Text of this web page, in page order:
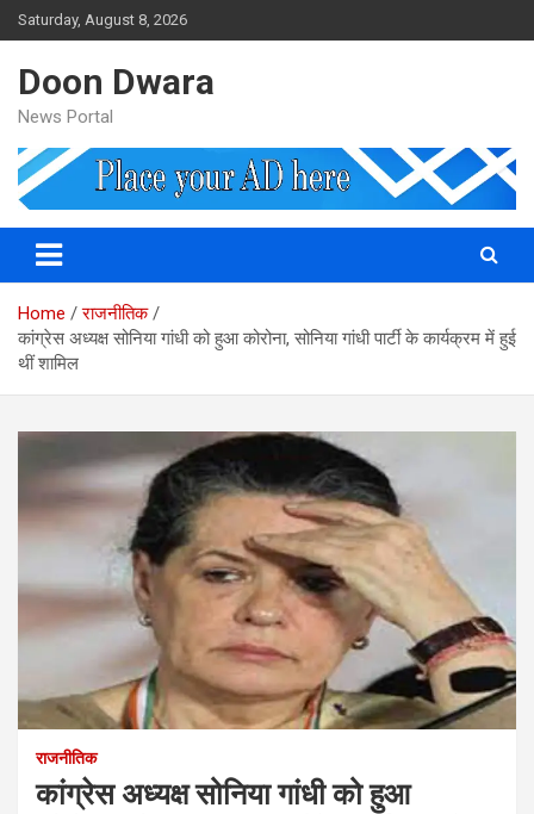
Skip
to
Saturday, August 8, 2026
Doon Dwara
News Portal
Home
राजनीतिक
कांग्रेस अध्यक्ष सोनिया गांधी को हुआ कोरोना, सोनिया गांधी पार्टी के कार्यक्रम में हुई
थीं शामिल
राजनीतिक
कांग्रेस अध्यक्ष सोनिया गांधी को हुआ